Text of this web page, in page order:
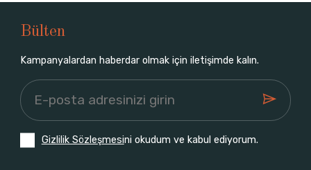
Bülten
Kampanyalardan haberdar olmak için iletişimde kalın.
Gizlilik Sözleşmesini okudum ve kabul ediyorum.